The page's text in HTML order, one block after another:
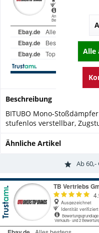
Beschreibung
BITUBO Mono-
stufenlos verstellbar,
Ähnliche Artikel
Ab
Alle